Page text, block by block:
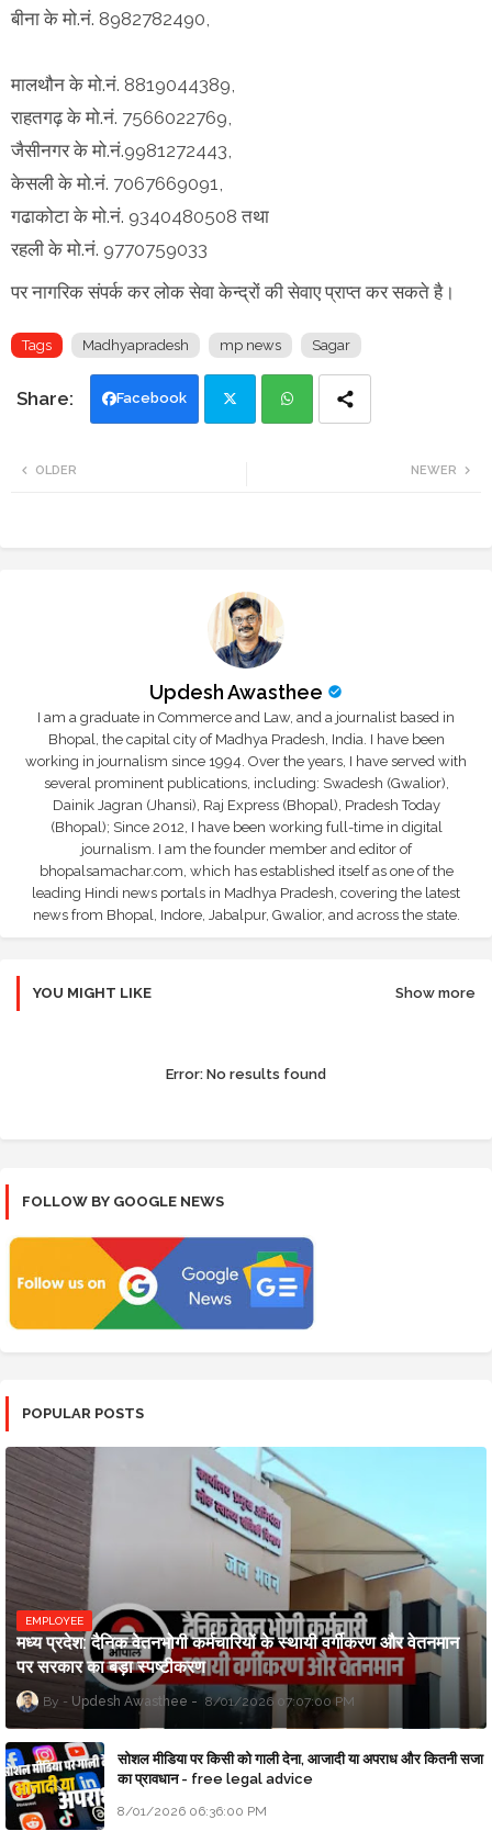
बीना के मो.नं. 8982782490,
मालथौन के मो.नं. 8819044389,
राहतगढ़ के मो.नं. 7566022769,
जैसीनगर के मो.नं.9981272443,
केसली के मो.नं. 7067669091,
गढाकोटा के मो.नं. 9340480508 तथा
रहली के मो.नं. 9770759033
पर नागरिक संपर्क कर लोक सेवा केन्द्रों की सेवाए प्राप्त कर सकते है।
Tags Madhyapradesh mp news Sagar
Facebook
NEWER
OLDER
Updesh Awasthee
I am a graduate in Commerce and Law, and a journalist based in
Bhopal, the capital city of Madhya Pradesh, India. I have been
working in journalism since 1994. Over the years, I have served with
several prominent publications, including: Swadesh (Gwalior),
Dainik Jagran (Jhansi), Raj Express (Bhopal), Pradesh Today
(Bhopal); Since 2012, I have been working full-time in digital
journalism. I am the founder member and editor of
bhopalsamachar.com, which has established itself as one of the
leading Hindi news portals in Madhya Pradesh, covering the latest
news from Bhopal, Indore, Jabalpur, Gwalior, and across the state.
YOU MIGHT LIKE Show more
Error: No results found
FOLLOW BY GOOGLE NEWS
POPULAR POSTS
EMPLOYEE
मध्य प्रदेश: दैनिक वेतनभोगी कर्मचारियों के स्थायी वर्गीकरण और वेतनमान
पर सरकार का बड़ा स्पष्टीकरण
Updesh Awasthee 8/01/2026 07:07:00 PM
सोशल मीडिया पर किसी को गाली देना, आजादी या अपराध और कितनी सजा
का प्रावधान - free legal advice
8/01/2026 06:36:00 PM